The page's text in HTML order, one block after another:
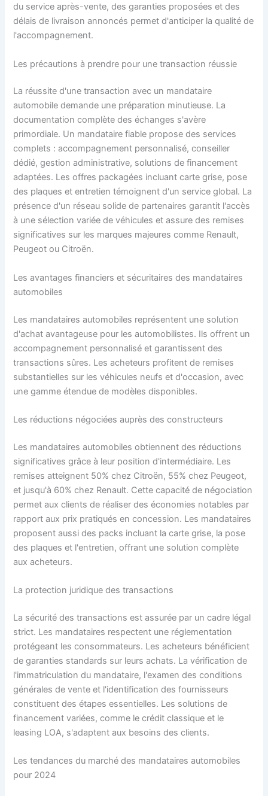
du service après-vente, des garanties proposées et des
délais de livraison annoncés permet d'anticiper la qualité de
l'accompagnement.
Les précautions à prendre pour une transaction réussie
La réussite d'une transaction avec un mandataire
automobile demande une préparation minutieuse. La
documentation complète des échanges s'avère
primordiale. Un mandataire fiable propose des services
complets : accompagnement personnalisé, conseiller
dédié, gestion administrative, solutions de financement
adaptées. Les offres packagées incluant carte grise, pose
des plaques et entretien témoignent d'un service global. La
présence d'un réseau solide de partenaires garantit l'accès
à une sélection variée de véhicules et assure des remises
significatives sur les marques majeures comme Renault,
Peugeot ou Citroën.
Les avantages financiers et sécuritaires des mandataires
automobiles
Les mandataires automobiles représentent une solution
d'achat avantageuse pour les automobilistes. Ils offrent un
accompagnement personnalisé et garantissent des
transactions sûres. Les acheteurs profitent de remises
substantielles sur les véhicules neufs et d'occasion, avec
une gamme étendue de modèles disponibles.
Les réductions négociées auprès des constructeurs
Les mandataires automobiles obtiennent des réductions
significatives grâce à leur position d'intermédiaire. Les
remises atteignent 50% chez Citroën, 55% chez Peugeot,
et jusqu'à 60% chez Renault. Cette capacité de négociation
permet aux clients de réaliser des économies notables par
rapport aux prix pratiqués en concession. Les mandataires
proposent aussi des packs incluant la carte grise, la pose
des plaques et l'entretien, offrant une solution complète
aux acheteurs.
La protection juridique des transactions
La sécurité des transactions est assurée par un cadre légal
strict. Les mandataires respectent une réglementation
protégeant les consommateurs. Les acheteurs bénéficient
de garanties standards sur leurs achats. La vérification de
l'immatriculation du mandataire, l'examen des conditions
générales de vente et l'identification des fournisseurs
constituent des étapes essentielles. Les solutions de
financement variées, comme le crédit classique et le
leasing LOA, s'adaptent aux besoins des clients.
Les tendances du marché des mandataires automobiles
pour 2024